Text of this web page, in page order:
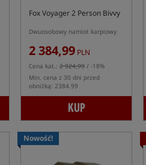
Fox Voyager 2 Person Bivvy
Dwuosobowy namiot karpiowy
2 384,99 PLN
Cena kat.: 2 924,99 / -18%
Min. cena z 30 dni przed
obniżką: 2384.99
KUP
Nowość!